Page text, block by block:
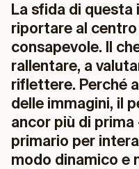
La sfida di questa
riportare al
consapevole. Il
rallentare, a
riflettere. Perché
delle immagini, il
ancor più di
primario per
modo dinamico e